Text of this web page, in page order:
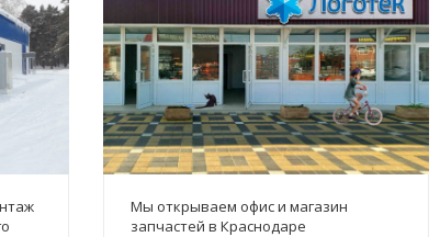
Мы открываем офис и магазин
запчастей в Краснодаре